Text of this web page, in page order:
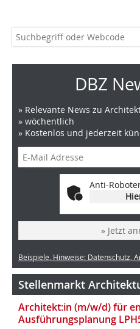
DBZ
» Relevante News zu
» wöchentlich
» Kostenlos und jederzeit
Anti-
» Jetzt
Beispiele, Hinweise: Datenschutz,
Stellenmarkt
Architekt:in (m/w/d) für
Ausführungsplanung